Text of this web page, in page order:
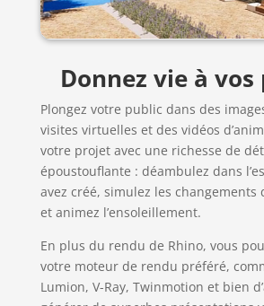
Donnez vie à
Plongez votre public dans des
visites virtuelles et des vidéos
votre projet avec une richesse de
époustouflante : déambulez dans
avez créé, simulez les changements
et animez l’ensoleillement.
En plus du rendu de Rhino, vous
votre moteur de rendu préféré,
Lumion, V-Ray, Twinmotion et bien